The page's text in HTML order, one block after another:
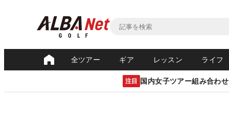
全ツアー ギア レッスン ライフ
注目 国内女子ツアー組み合わせ